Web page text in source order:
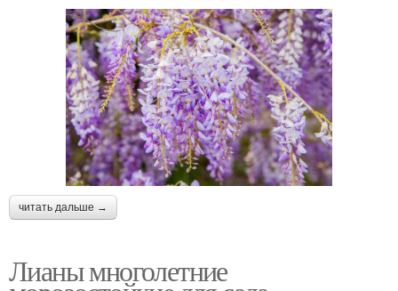
читать дальше →
Лианы многолетние